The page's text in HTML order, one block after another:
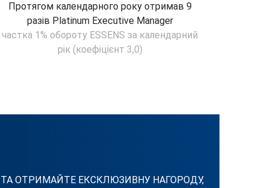
Протягом календарного року отримав 9
разів Platinum Executive Manager
частка 1% обороту ESSENS за календарний
рік (коефіцієнт 3,0)
ОТРИМАЙТЕ ЕКСКЛЮЗИВНУ НАГОРОДУ,